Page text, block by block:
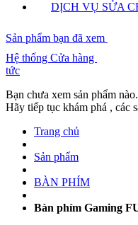
DỊCH VỤ SỬA
Sản phẩm bạn đã xem
Hệ thống Cửa hàng
tức
Bạn chưa xem sản phẩm nào.
Hãy tiếp tục khám phá , các
Trang chủ
Sản phẩm
BÀN PHÍM
Bàn phím Gaming